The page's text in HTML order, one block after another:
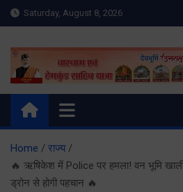
Skip
to
Saturday, August 8, 2026
Meru Raibar |
News | Uttarkashi
meruraibar.com
Home
राज्य
🔥 ऋषिकेश में Police पर हमला! वन भूमि खाली
ड्रोन से होगी पहचान 🔥